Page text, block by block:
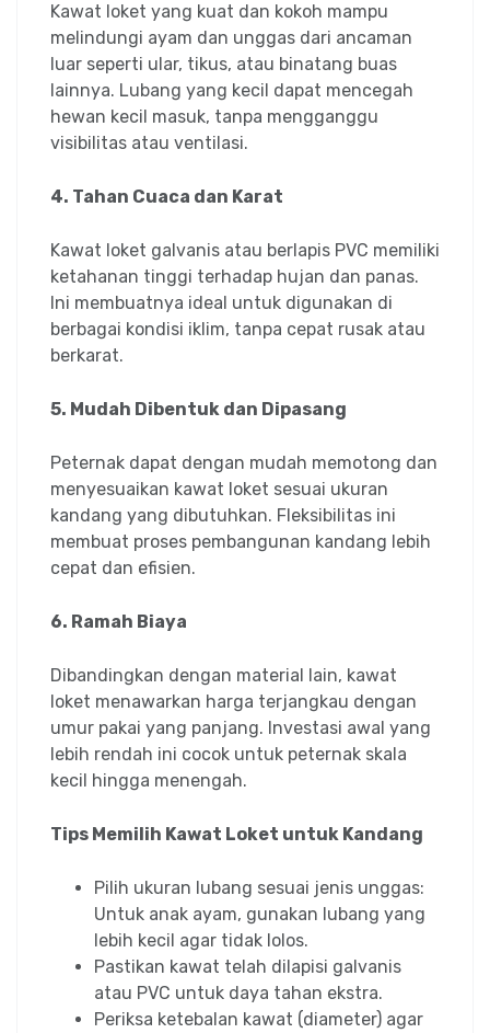
Kawat loket yang kuat dan kokoh mampu
melindungi ayam dan unggas dari ancaman
luar seperti ular, tikus, atau binatang buas
lainnya. Lubang yang kecil dapat mencegah
hewan kecil masuk, tanpa mengganggu
visibilitas atau ventilasi.
4. Tahan Cuaca dan Karat
Kawat loket galvanis atau berlapis PVC memiliki
ketahanan tinggi terhadap hujan dan panas.
Ini membuatnya ideal untuk digunakan di
berbagai kondisi iklim, tanpa cepat rusak atau
berkarat.
5. Mudah Dibentuk dan Dipasang
Peternak dapat dengan mudah memotong dan
menyesuaikan kawat loket sesuai ukuran
kandang yang dibutuhkan. Fleksibilitas ini
membuat proses pembangunan kandang lebih
cepat dan efisien.
6. Ramah Biaya
Dibandingkan dengan material lain, kawat
loket menawarkan harga terjangkau dengan
umur pakai yang panjang. Investasi awal yang
lebih rendah ini cocok untuk peternak skala
kecil hingga menengah.
Tips Memilih Kawat Loket untuk Kandang
Pilih ukuran lubang sesuai jenis unggas:
Untuk anak ayam, gunakan lubang yang
lebih kecil agar tidak lolos.
Pastikan kawat telah dilapisi galvanis
atau PVC untuk daya tahan ekstra.
Periksa ketebalan kawat (diameter) agar